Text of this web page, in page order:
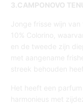
3.CAMPONOVO
Jonge frisse wijn
10% Colorino,
en de tweede zijn
met aangename
streek behouden
Het heeft een
harmonieus met